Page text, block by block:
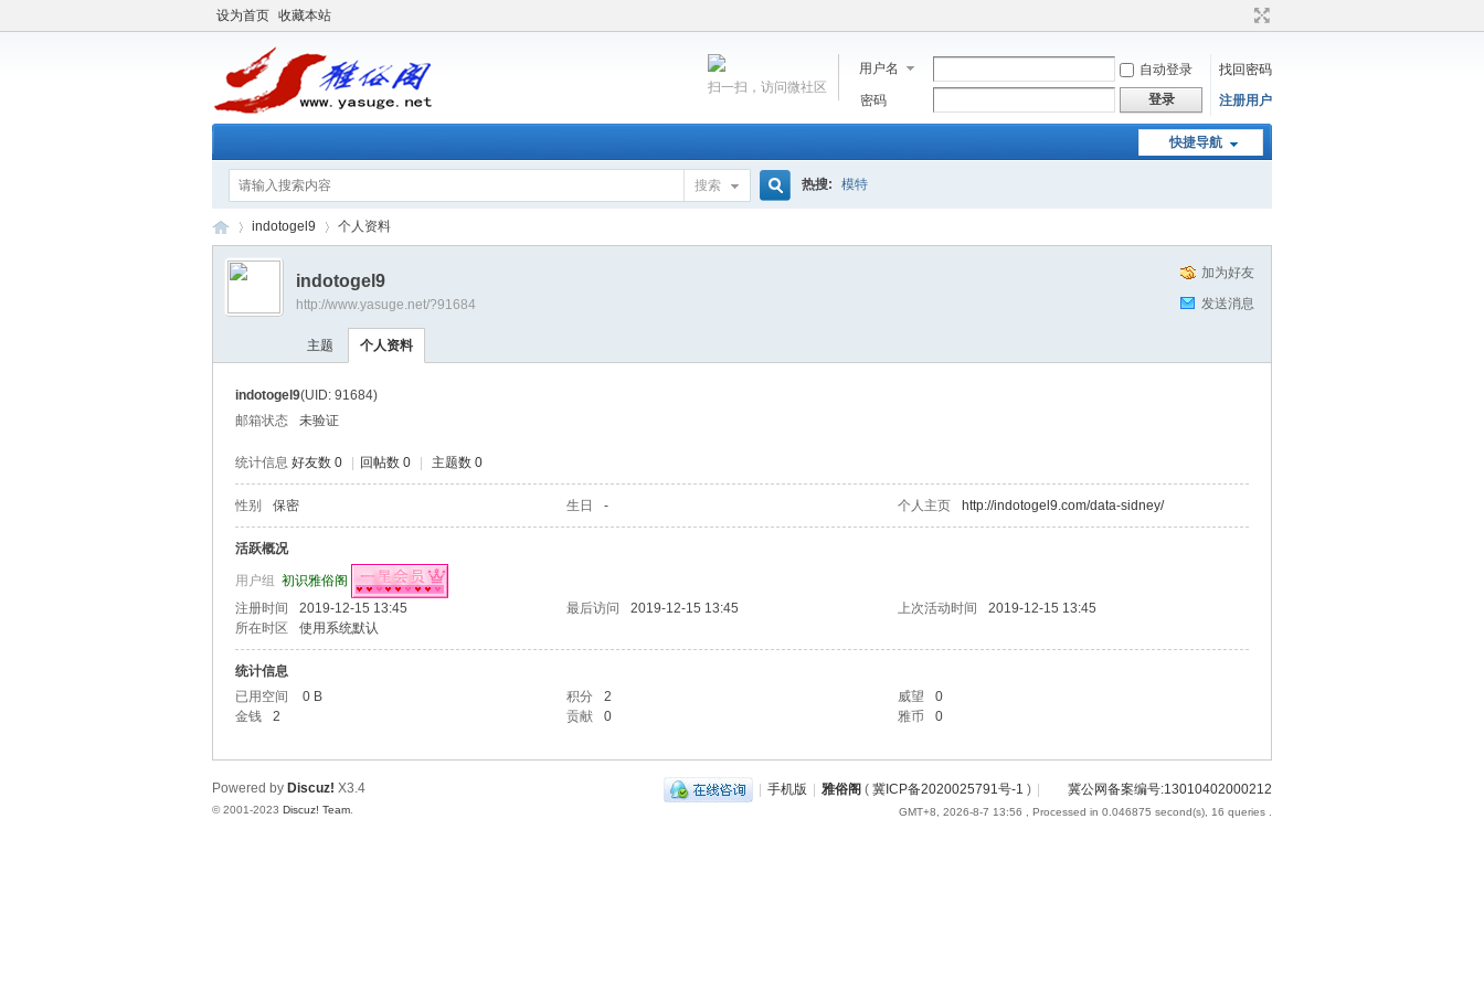
设为首页 收藏本站
用户名 自动登录
找回密码
密码
登录 注册用户
扫一扫，访问微社区
快捷导航
搜索 热搜: 模特
阁
›
indotogel9 个人资料
加为好友
发送消息
indotogel9
http://www.yasuge.net/?91684
主题 个人资料
indotogel9(UID: 91684)
邮箱状态
未验证
统计信息 好友数 0 回帖数 0 主题数 0
性别 保密 生日 - 个人主页 http://indotogel9.com/data-sidney/
活跃概况
用户组 初识雅俗阁
注册时间
2019-12-15 13:45 最后访问 2019-12-15 13:45 上次活动时间
2019-12-15 13:45
所在时区
使用系统默认
统计信息
已用空间
0 B 积分 2 威望
0
金钱
2 贡献 0 雅币 0
| 手机版 | 雅俗阁 ( 冀ICP备2020025791号-1 ) | 冀公网备案编号:13010402000212
GMT+8, 2026-8-7 13:56 , Processed in 0.046875 second(s), 16 queries .
Powered by Discuz! X3.4
© 2001-2023 Discuz! Team